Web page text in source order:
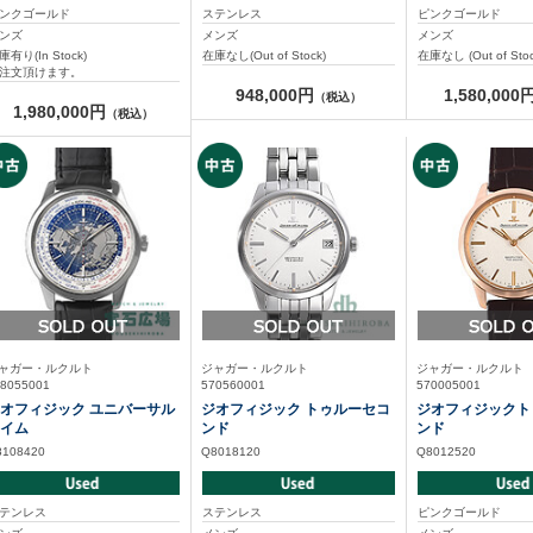
クゴールド
ズ
有り(In Stock)
文頂けます。
1,980,000円 （税込）
ステンレス
メンズ
在庫なし(Out of Stock)
948,000円 （税込）
ピンクゴールド
メンズ
在庫なし (Out of
1,580,000
ガー・ルクルト
フィジック ユニバーサル
ム
ンレス
ジャガー・ルクルト
570560001
ジオフィジック トゥルーセコ
ンド
Q8018120
ステンレス
ジャガー・ルクルト
570005001
ジオフィジック
ンド
Q8012520
ピンクゴールド